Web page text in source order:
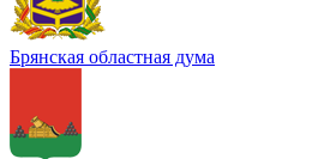
Брянская областная дума